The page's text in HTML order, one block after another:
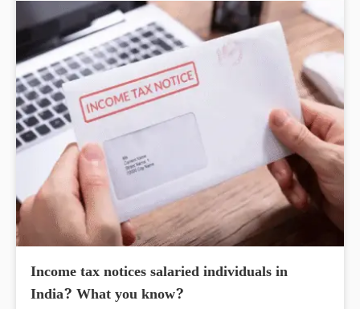
Income tax notices salaried individuals in
India? What you know?